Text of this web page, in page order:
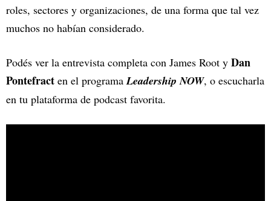
roles, sectores y organizaciones, de una forma que tal vez
muchos no habían considerado.
Podés ver la entrevista completa con James Root y Dan
Pontefract en el programaLeadership NOW, o escucharla
en tu plataforma de podcast favorita.